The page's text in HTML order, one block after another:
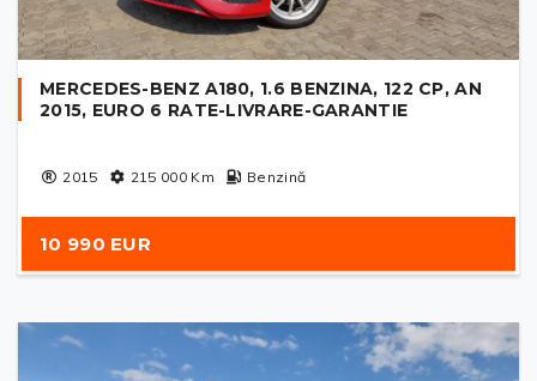
MERCEDES-BENZ A180, 1.6 BENZINA, 122 CP, AN
2015, EURO 6 RATE-LIVRARE-GARANTIE
2015 215 000Km Benzină
10 990 EUR